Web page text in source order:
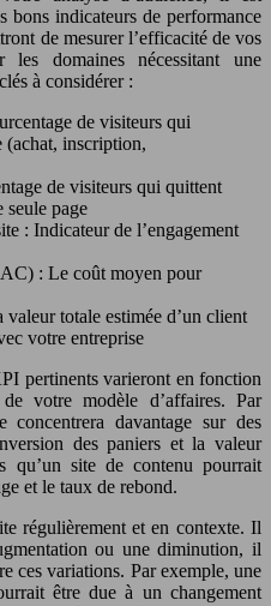
bons indicateurs de performance
de mesurer l’efficacité de vos
les domaines nécessitant une
à considérer :
de visiteurs qui
(achat, inscription,
de visiteurs qui quittent
seule page
: Indicateur de l’engagement
: Le coût moyen pour
totale estimée d’un client
votre entreprise
pertinents varieront en fonction
votre modèle d’affaires. Par
concentrera davantage sur des
des paniers et la valeur
qu’un site de contenu pourrait
et le taux de rebond.
régulièrement et en contexte. Il
ou une diminution, il
ces variations. Par exemple, une
être due à un changement